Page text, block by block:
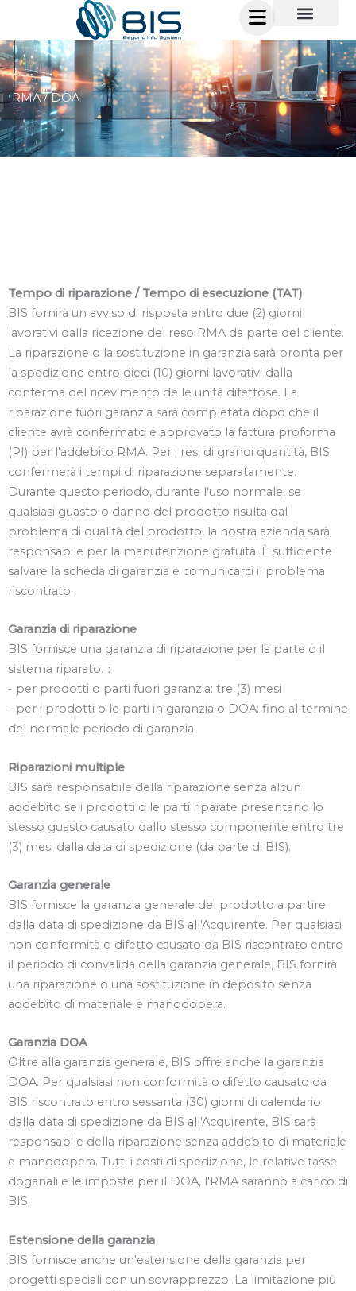
contenuto
RMA / DOA
Tempo di riparazione / Tempo di esecuzione (TAT)
BIS fornirà un avviso di risposta entro due (2) giorni
lavorativi dalla ricezione del reso RMA da parte del cliente.
La riparazione o la sostituzione in garanzia sarà pronta per
la spedizione entro dieci (10) giorni lavorativi dalla
conferma del ricevimento delle unità difettose. La
riparazione fuori garanzia sarà completata dopo che il
cliente avrà confermato e approvato la fattura proforma
(PI) per l'addebito RMA. Per i resi di grandi quantità, BIS
confermerà i tempi di riparazione separatamente.
Durante questo periodo, durante l'uso normale, se
qualsiasi guasto o danno del prodotto risulta dal
problema di qualità del prodotto, la nostra azienda sarà
responsabile per la manutenzione gratuita. È sufficiente
salvare la scheda di garanzia e comunicarci il problema
riscontrato.
Garanzia di riparazione
BIS fornisce una garanzia di riparazione per la parte o il
sistema riparato. ：
- per prodotti o parti fuori garanzia: tre (3) mesi
- per i prodotti o le parti in garanzia o DOA: fino al termine
del normale periodo di garanzia
Riparazioni multiple
BIS sarà responsabile della riparazione senza alcun
addebito se i prodotti o le parti riparate presentano lo
stesso guasto causato dallo stesso componente entro tre
(3) mesi dalla data di spedizione (da parte di BIS).
Garanzia generale
BIS fornisce la garanzia generale del prodotto a partire
dalla data di spedizione da BIS all'Acquirente. Per qualsiasi
non conformità o difetto causato da BIS riscontrato entro
il periodo di convalida della garanzia generale, BIS fornirà
una riparazione o una sostituzione in deposito senza
addebito di materiale e manodopera.
Garanzia DOA
Oltre alla garanzia generale, BIS offre anche la garanzia
DOA. Per qualsiasi non conformità o difetto causato da
BIS riscontrato entro sessanta (30) giorni di calendario
dalla data di spedizione da BIS all'Acquirente, BIS sarà
responsabile della riparazione senza addebito di materiale
e manodopera. Tutti i costi di spedizione, le relative tasse
doganali e le imposte per il DOA, l'RMA saranno a carico di
BIS.
Estensione della garanzia
BIS fornisce anche un'estensione della garanzia per
progetti speciali con un sovrapprezzo. La limitazione più